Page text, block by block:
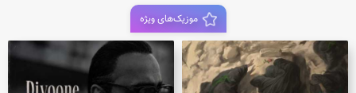
موزیک‌های ویژه